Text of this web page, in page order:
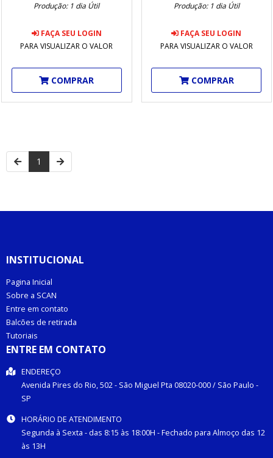
Produção: 1 dia Útil
FAÇA SEU LOGIN
PARA VISUALIZAR O VALOR
COMPRAR
Produção: 1 dia Útil
FAÇA SEU LOGIN
PARA VISUALIZAR O VALOR
COMPRAR
1
INSTITUCIONAL
Pagina Inicial
Sobre a SCAN
Entre em contato
Balcões de retirada
Tutoriais
ENTRE EM CONTATO
ENDEREÇO
Avenida Pires do Rio, 502 - São Miguel Pta 08020-000/ São Paulo -
SP
HORÁRIO DE ATENDIMENTO
Segunda à Sexta - das 8:15 às 18:00H - Fechado para Almoço das 12
às 13H